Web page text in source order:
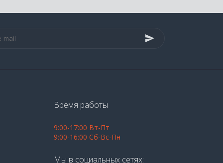
Время работы
9:00-17:00 Вт-Пт
9:00-16:00 Сб-Вс-Пн
Мы в социальных сетях: